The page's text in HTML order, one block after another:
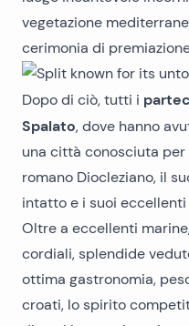
vegetazione
cerimonia di
Dopo di ciò, tutti i
Spalato, dove hanno
una città conosciuta per
romano Diocleziano, il
intatto e i suoi
Oltre a eccellenti
cordiali, splendide
ottima gastronomia,
croati, lo spirito